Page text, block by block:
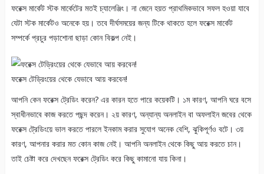
ফরেক্স মার্কেট স্টক মার্কেটের মতই চ্যালেঞ্জিং। না জেনে হয়ত প্রাথমিকভাবে সফল হওয়া যাবে
যেটা স্টক মার্কেটও অনেকে হয়। তবে দীর্ঘসময়ের জন্য টিকে থাকতে হলে ফরেক্স মার্কেট
সম্পর্কে প্রচুর পড়াশোনা ছাড়া কোন বিকল্প নেই।
ফরেক্স টেড্রিংয়ের থেকে যেভাবে আয় করবেন!
আপনি কেন ফরেক্স ট্রেডিং করেন? এর কারন হতে পারে কয়েকটি। ১ম কারণ, আপনি ঘরে বসে
স্বাধীনভাবে কাজ করতে পছন্দ করেন। ২য় কারণ, অন্যান্য অনলাইন বা অফলাইন জবের থেকে
ফরেক্স ট্রেডিংয়ে ভাল করতে পারলে ইনকাম করার সুযোগ অনেক বেশি, ঝুকিপূর্ণও বটে। ৩য়
কারণ, আপনার করার মত কোন কাজ নেই। আপনি অনলাইন থেকে কিছু আয় করতে চান।
তাই চেষ্টা করে দেখছেন ফরেক্স ট্রেডিং করে কিছু কামানো যায় কিনা।